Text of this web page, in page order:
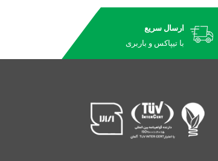
ارسال سریع
با تیپاکس و باربری